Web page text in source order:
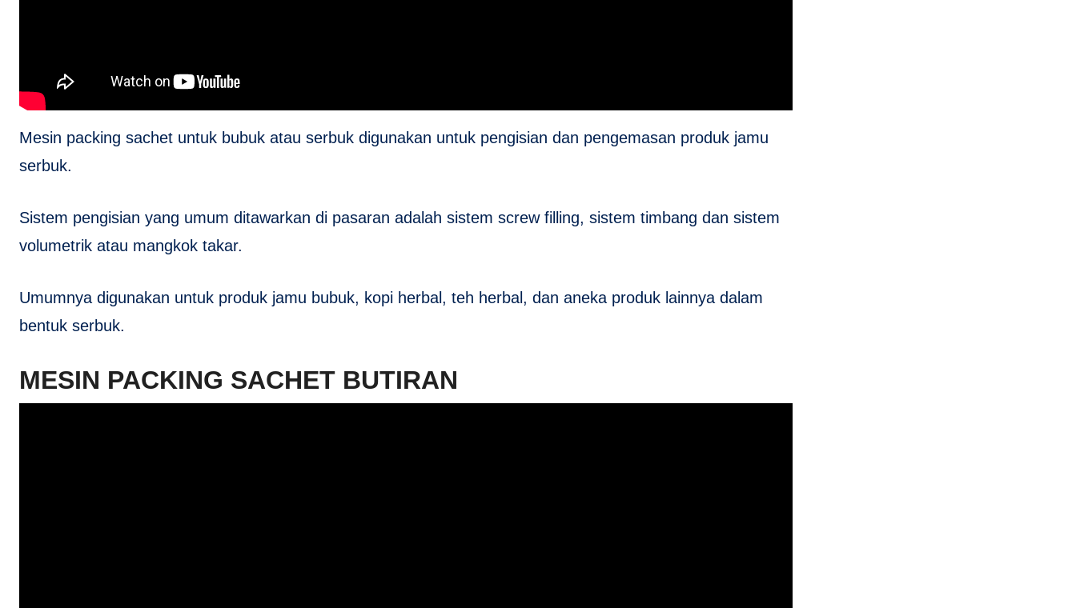
Mesin packing sachet untuk bubuk atau serbuk digunakan untuk pengisian dan pengemasan produk jamu
serbuk.
Sistem pengisian yang umum ditawarkan di pasaran adalah sistem screw filling, sistem timbang dan sistem
volumetrik atau mangkok takar.
Umumnya digunakan untuk produk jamu bubuk, kopi herbal, teh herbal, dan aneka produk lainnya dalam
bentuk serbuk.
MESIN PACKING SACHET BUTIRAN